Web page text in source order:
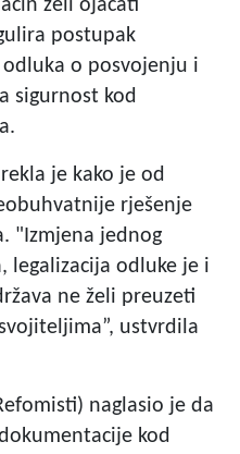
želi ojačati
postupak
o posvojenju i
sigurnost kod
je kako je od
rješenje
"Izmjena jednog
legalizacija odluke je i
ne želi preuzeti
ustvrdila
naglasio je da
kod